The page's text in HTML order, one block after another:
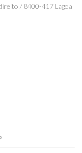
/ 8400-417 Lagoa